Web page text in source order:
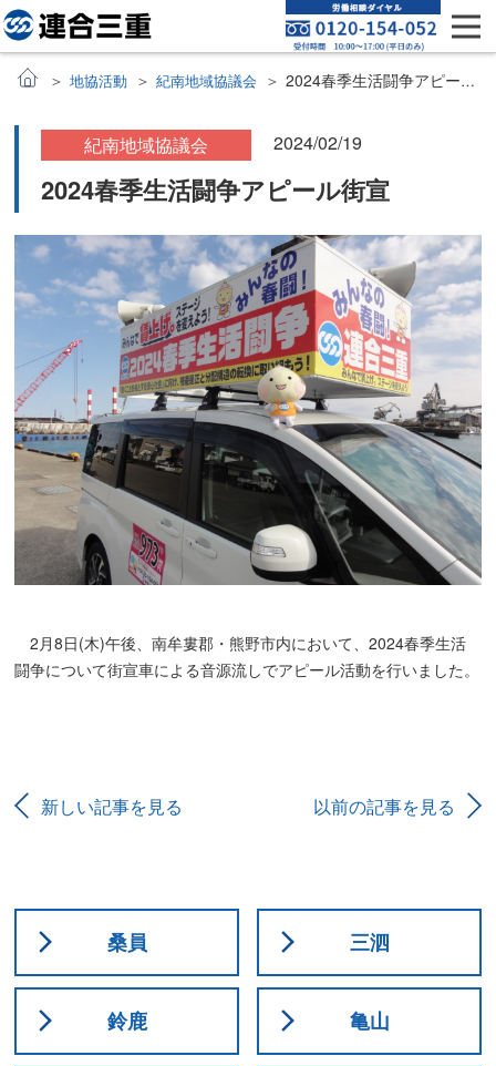
地協活動 紀南地域協議会 2024春季生活闘争アピール街宣
紀南地域協議会 2024/02/19
2024春季生活闘争アピール街宣
2月8日(木)午後、南牟婁郡・熊野市内において、2024春季生活
闘争について街宣車による音源流しでアピール活動を行いました。
新しい記事を見る 以前の記事を見る
桑員 三泗
鈴鹿 亀山